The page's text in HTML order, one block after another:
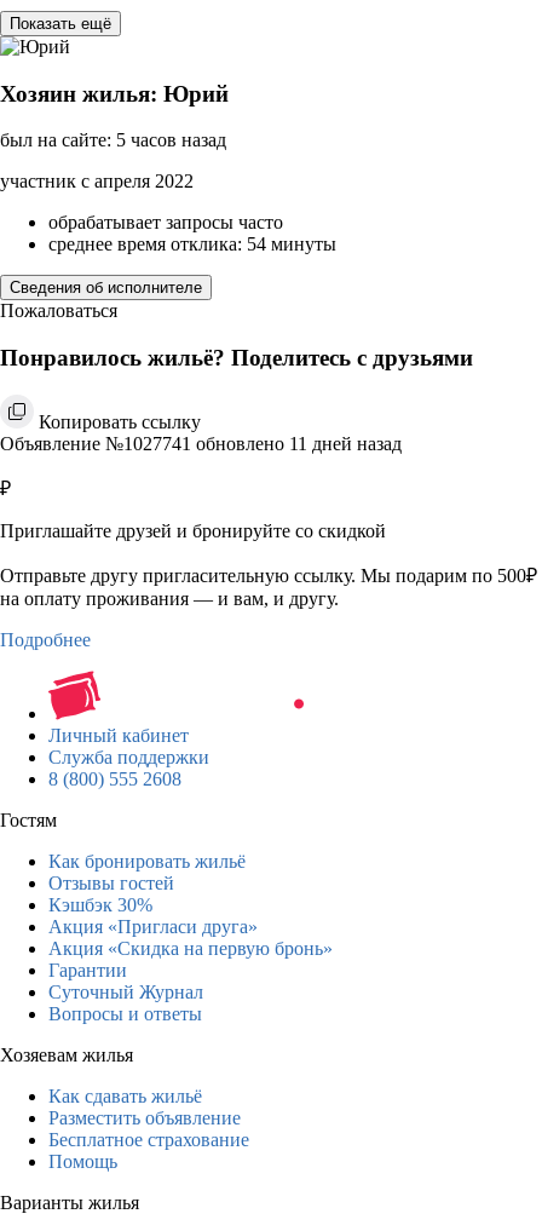
Показать ещё
Хозяин жилья: Юрий
был на сайте: 5 часов назад
участник с апреля 2022
обрабатывает запросы часто
среднее время отклика: 54 минуты
Сведения об исполнителе
Пожаловаться
Понравилось жильё? Поделитесь с друзьями
Копировать ссылку
Объявление №1027741 обновлено 11 дней назад
₽
Приглашайте друзей и бронируйте со скидкой
Отправьте другу пригласительную ссылку. Мы подарим по 500₽
на оплату проживания — и вам, и другу.
Подробнее
Личный кабинет
Служба поддержки
8 (800) 555 2608
Гостям
Как бронировать жильё
Отзывы гостей
Кэшбэк 30%
Акция «Пригласи друга»
Акция «Скидка на первую бронь»
Гарантии
Суточный Журнал
Вопросы и ответы
Хозяевам жилья
Как сдавать жильё
Разместить объявление
Бесплатное страхование
Помощь
Варианты жилья